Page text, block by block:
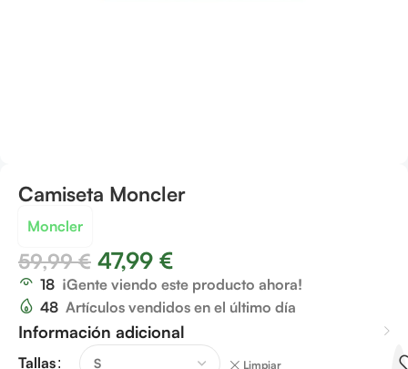
Camiseta Moncler
Moncler
59,99€ 47,99 €
18 ¡Gente viendo este producto ahora!
48 Artículos vendidos en el último día
Información adicional
Tallas Limpiar